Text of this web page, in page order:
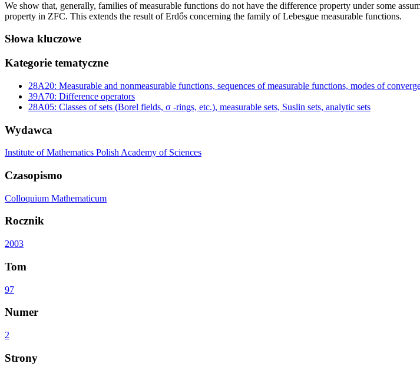
We show that, generally, families of measurable functions do not have the difference property under some
property in ZFC. This extends the result of Erdős concerning the family of Lebesgue measurable functions.
Słowa kluczowe
Kategorie tematyczne
28A20: Measurable and nonmeasurable functions, sequences of measurable functions, modes of
39A70: Difference operators
28A05: Classes of sets (Borel fields, σ -rings, etc.), measurable sets, Suslin sets, analytic sets
Wydawca
Institute of Mathematics Polish Academy of Sciences
Czasopismo
Colloquium Mathematicum
Rocznik
2003
Tom
97
Numer
2
Strony